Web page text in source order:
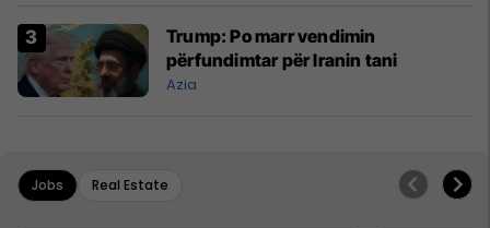
Trump: Po marr vendimin
përfundimtar për Iranin tani
Azia
Jobs Real Estate